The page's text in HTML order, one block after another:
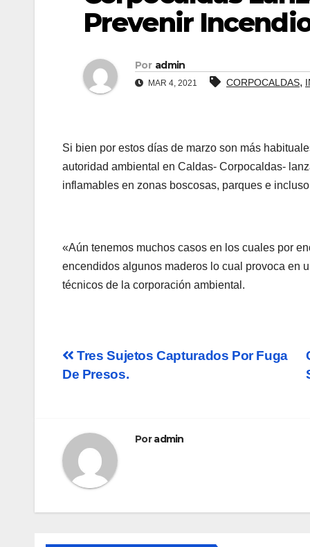
Prevenir
Por admin
MAR 4, 2021 CORPOCALDAS,
Si bien por estos días de marzo son más
autoridad ambiental en Caldas- Corpocaldas-
inflamables en zonas boscosas, parques e
«Aún tenemos muchos casos en los cuales por
encendidos algunos maderos lo cual provoca en
técnicos de la corporación ambiental.
Navegación
Tres Sujetos Capturados Por Fuga
De Presos.
Poradmin